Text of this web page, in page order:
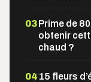
03Prime de
obtenir
chaud ?
04 15 fleurs